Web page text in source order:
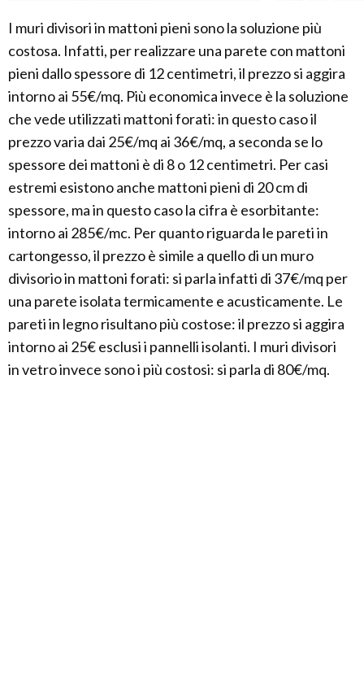
I muri divisori in mattoni pieni sono la soluzione più
costosa. Infatti, per realizzare una parete con mattoni
pieni dallo spessore di 12 centimetri, il prezzo si aggira
intorno ai 55€/mq. Più economica invece è la soluzione
che vede utilizzati mattoni forati: in questo caso il
prezzo varia dai 25€/mq ai 36€/mq, a seconda se lo
spessore dei mattoni è di 8 o 12 centimetri. Per casi
estremi esistono anche mattoni pieni di 20 cm di
spessore, ma in questo caso la cifra è esorbitante:
intorno ai 285€/mc. Per quanto riguarda le pareti in
cartongesso, il prezzo è simile a quello di un muro
divisorio in mattoni forati: si parla infatti di 37€/mq per
una parete isolata termicamente e acusticamente. Le
pareti in legno risultano più costose: il prezzo si aggira
intorno ai 25€ esclusi i pannelli isolanti. I muri divisori
in vetro invece sono i più costosi: si parla di 80€/mq.